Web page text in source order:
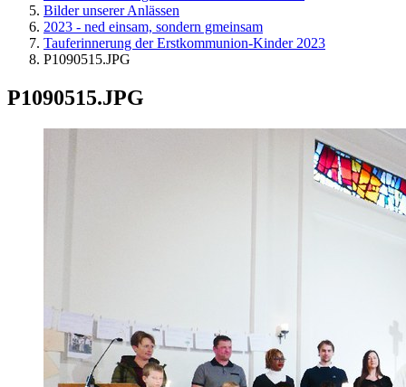
Bilder unserer Anlässen
2023 - ned einsam, sondern gmeinsam
Tauferinnerung der Erstkommunion-Kinder 2023
P1090515.JPG
P1090515.JPG